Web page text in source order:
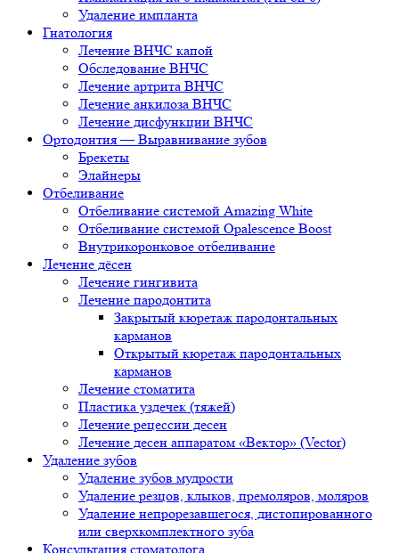
Удаление импланта
Гнатология
Лечение ВНЧС капой
Обследование ВНЧС
Лечение артрита ВНЧС
Лечение анкилоза ВНЧС
Лечение дисфункции ВНЧС
Ортодонтия — Выравнивание зубов
Брекеты
Элайнеры
Отбеливание
Отбеливание системой Amazing White
Отбеливание системой Opalescence Boost
Внутрикоронковое отбеливание
Лечение дёсен
Лечение гингивита
Лечение пародонтита
Закрытый кюретаж пародонтальных
карманов
Открытый кюретаж пародонтальных
карманов
Лечение стоматита
Пластика уздечек (тяжей)
Лечение рецессии десен
Лечение десен аппаратом «Вектор» (Vector)
Удаление зубов
Удаление зубов мудрости
Удаление резцов, клыков, премоляров, моляров
Удаление непрорезавшегося, дистопированного
или сверхкомплектного зуба
Консультация стоматолога